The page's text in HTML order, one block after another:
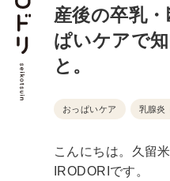
産後の卒乳
ぱいケアで
と。
おっぱいケア 乳腺炎
こんにちは。久留
IRODORIです。